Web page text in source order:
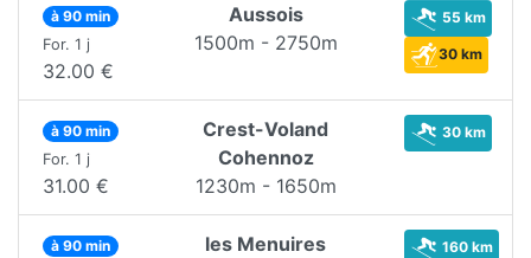
à 90 min
For. 1 j
32.00 €
Aussois
1500m - 2750m
55 km
30 km
à 90 min
For. 1 j
31.00 €
Crest-Voland
Cohennoz
1230m - 1650m
30 km
à 90 min
les Menuires
160 km